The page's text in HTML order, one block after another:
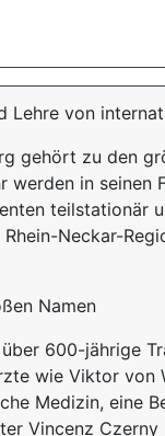
Lehre von
gehört zu den
werden in seinen
teilstationär
Neckar-
Namen
600-jährige
wie Viktor von
Medizin, eine
Vincenz